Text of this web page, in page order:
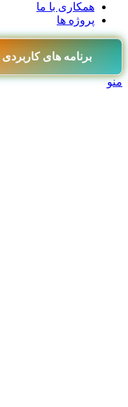
همکاری با ما
پروژه ها
برنامه های کاربردی
منو